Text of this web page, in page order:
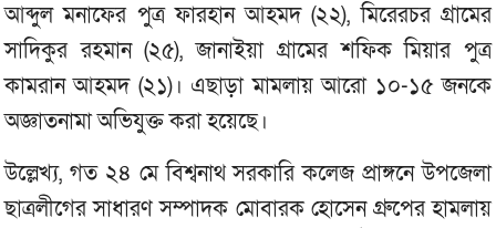
আব্দুল মনাফের পুত্র ফারহান আহমদ (২২), মিরেরচর গ্রামের
সাদিকুর রহমান (২৫), জানাইয়া গ্রামের শফিক মিয়ার পুত্র
কামরান আহমদ (২১)। এছাড়া মামলায় আরো ১০-১৫ জনকে
অজ্ঞাতনামা অভিযুক্ত করা হয়েছে।
উল্লেখ্য, গত ২৪ মে বিশ্বনাথ সরকারি কলেজ প্রাঙ্গনে উপজেলা
ছাত্রলীগের সাধারণ সম্পাদক মোবারক হোসেন গ্রুপের হামলায়